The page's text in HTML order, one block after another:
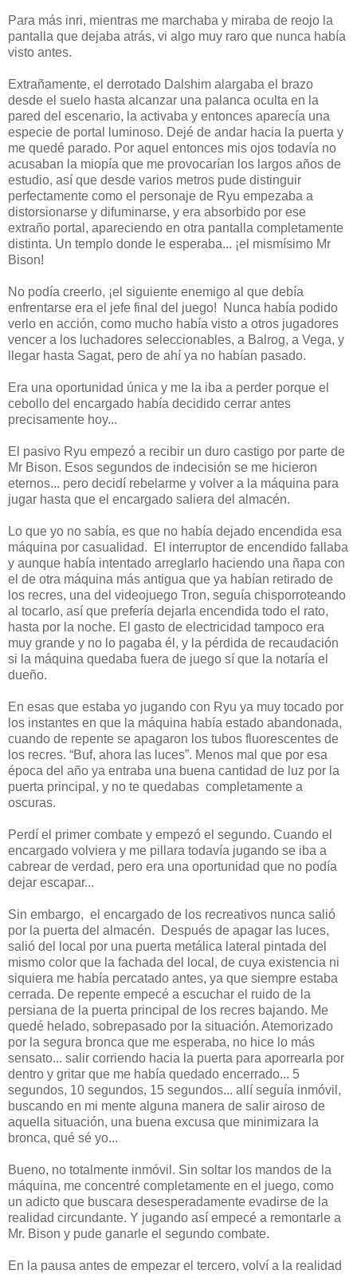
Para más inri, mientras me marchaba y miraba de reojo la
pantalla que dejaba atrás, vi algo muy raro que nunca había
visto antes.
Extrañamente, el derrotado Dalshim alargaba el brazo
desde el suelo hasta alcanzar una palanca oculta en la
pared del escenario, la activaba y entonces aparecía una
especie de portal luminoso. Dejé de andar hacia la puerta y
me quedé parado. Por aquel entonces mis ojos todavía no
acusaban la miopía que me provocarían los largos años de
estudio, así que desde varios metros pude distinguir
perfectamente como el personaje de Ryu empezaba a
distorsionarse y difuminarse, y era absorbido por ese
extraño portal, apareciendo en otra pantalla completamente
distinta. Un templo donde le esperaba... ¡el mismísimo Mr
Bison!
No podía creerlo, ¡el siguiente enemigo al que debía
enfrentarse era el jefe final del juego! Nunca había podido
verlo en acción, como mucho había visto a otros jugadores
vencer a los luchadores seleccionables, a Balrog, a Vega, y
llegar hasta Sagat, pero de ahí ya no habían pasado.
Era una oportunidad única y me la iba a perder porque el
cebollo del encargado había decidido cerrar antes
precisamente hoy...
El pasivo Ryu empezó a recibir un duro castigo por parte de
Mr Bison. Esos segundos de indecisión se me hicieron
eternos... pero decidí rebelarme y volver a la máquina para
jugar hasta que el encargado saliera del almacén.
Lo que yo no sabía, es que no había dejado encendida esa
máquina por casualidad. El interruptor de encendido fallaba
y aunque había intentado arreglarlo haciendo una ñapa con
el de otra máquina más antigua que ya habían retirado de
los recres, una del videojuego Tron, seguía chisporroteando
al tocarlo, así que prefería dejarla encendida todo el rato,
hasta por la noche. El gasto de electricidad tampoco era
muy grande y no lo pagaba él, y la pérdida de recaudación
si la máquina quedaba fuera de juego sí que la notaría el
dueño.
En esas que estaba yo jugando con Ryu ya muy tocado por
los instantes en que la máquina había estado abandonada,
cuando de repente se apagaron los tubos fluorescentes de
los recres. “Buf, ahora las luces”. Menos mal que por esa
época del año ya entraba una buena cantidad de luz por la
puerta principal, y no te quedabas completamente a
oscuras.
Perdí el primer combate y empezó el segundo. Cuando el
encargado volviera y me pillara todavía jugando se iba a
cabrear de verdad, pero era una oportunidad que no podía
dejar escapar...
Sin embargo, el encargado de los recreativos nunca salió
por la puerta del almacén. Después de apagar las luces,
salió del local por una puerta metálica lateral pintada del
mismo color que la fachada del local, de cuya existencia ni
siquiera me había percatado antes, ya que siempre estaba
cerrada. De repente empecé a escuchar el ruido de la
persiana de la puerta principal de los recres bajando. Me
quedé helado, sobrepasado por la situación. Atemorizado
por la segura bronca que me esperaba, no hice lo más
sensato... salir corriendo hacia la puerta para aporrearla por
dentro y gritar que me había quedado encerrado... 5
segundos, 10 segundos, 15 segundos... allí seguía inmóvil,
buscando en mi mente alguna manera de salir airoso de
aquella situación, una buena excusa que minimizara la
bronca, qué sé yo...
Bueno, no totalmente inmóvil. Sin soltar los mandos de la
máquina, me concentré completamente en el juego, como
un adicto que buscara desesperadamente evadirse de la
realidad circundante. Y jugando así empecé a remontarle a
Mr. Bison y pude ganarle el segundo combate.
En la pausa antes de empezar el tercero, volví a la realidad